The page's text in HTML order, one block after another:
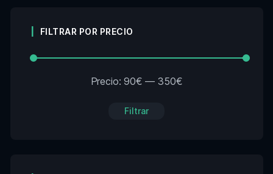
FILTRAR POR PRECIO
Filtrar
Precio:90€ —350€